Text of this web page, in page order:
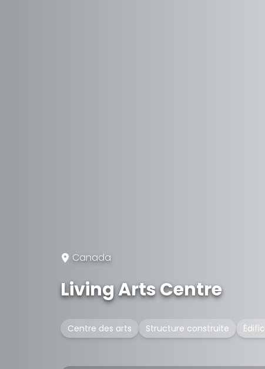
Canada
Living Arts Centre
Centre des arts Structure construite